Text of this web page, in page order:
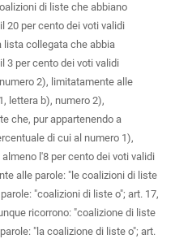
di liste che abbiano
20 per cento dei voti validi
lista collegata che abbia
3 per cento dei voti validi
2), limitatamente alle
lettera b), numero 2),
che, pur appartenendo a
di cui al numero 1),
l'8 per cento dei voti validi
alle parole: "le coalizioni di liste
"coalizioni di liste o"; art. 17,
ricorrono: "coalizione di liste
"la coalizione di liste o"; art.